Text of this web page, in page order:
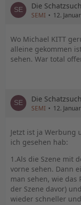
Die
SEMI 12.
Wo Michael KITT
alleine gekommen
sehen. War total
Die
SEMI 12.
Jetzt ist ja Werbung
ich gesehen hab:
1.Als die Szene mit
vorne sehen. Dann
man sehen, wie das
der Szene davor)
wieder schneller